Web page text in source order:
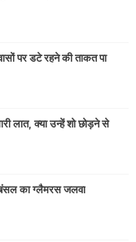
पर डटे रहने की ताकत पा
लात, क्या उन्हें शो छोड़ने से
का ग्लैमरस जलवा